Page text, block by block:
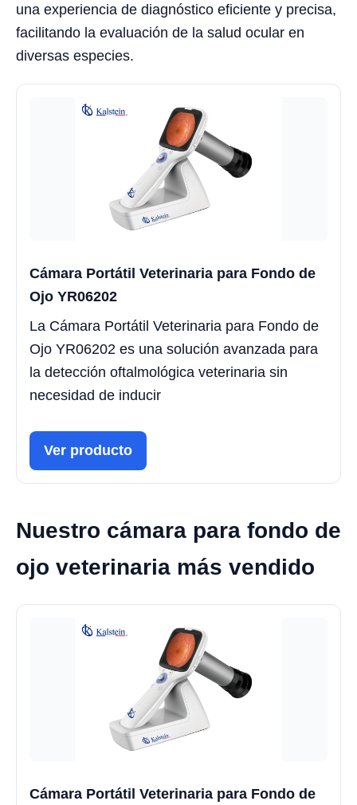
una experiencia de diagnóstico eficiente y precisa,
facilitando la evaluación de la salud ocular en
diversas especies.
Cámara Portátil Veterinaria para Fondo de
Ojo YR06202
La Cámara Portátil Veterinaria para Fondo de
Ojo YR06202 es una solución avanzada para
la detección oftalmológica veterinaria sin
necesidad de inducir
Ver producto
Nuestro cámara para fondo de
ojo veterinaria más vendido
Cámara Portátil Veterinaria para Fondo de